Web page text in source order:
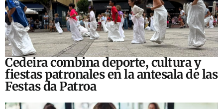
Cedeira combina deporte, cultura y
fiestas patronales en la antesala de las
Festas da Patroa